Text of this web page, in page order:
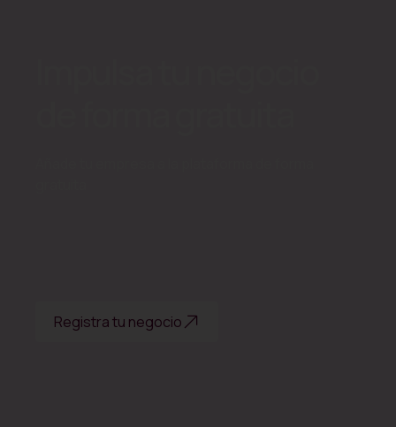
Registra tu negocio